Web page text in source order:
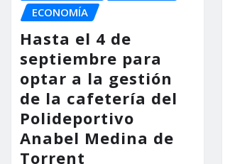
ECONOMÍA
Hasta el 4 de
septiembre para
optar a la gestión
de la cafetería del
Polideportivo
Anabel Medina de
Torrent